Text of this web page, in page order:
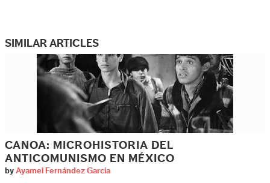
SIMILAR ARTICLES
CANOA: MICROHISTORIA DEL
ANTICOMUNISMO EN MÉXICO
by Ayamel Fernández García